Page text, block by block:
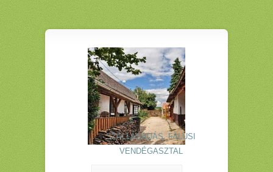
SZÁLLÁSADÁS, FALUSI
VENDÉGASZTAL